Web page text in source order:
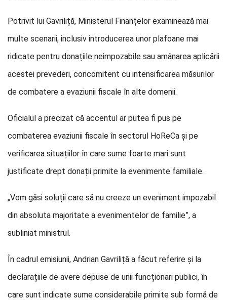
Potrivit lui Gavriliță, Ministerul Finanțelor examinează mai
multe scenarii, inclusiv introducerea unor plafoane mai
ridicate pentru donațiile neimpozabile sau amânarea aplicării
acestei prevederi, concomitent cu intensificarea măsurilor
de combatere a evaziunii fiscale în alte domenii.
Oficialul a precizat că accentul ar putea fi pus pe
combaterea evaziunii fiscale în sectorul HoReCa și pe
verificarea situațiilor în care sume foarte mari sunt
justificate drept donații primite la evenimente familiale.
„Vom găsi soluții care să nu creeze un eveniment impozabil
din absoluta majoritate a evenimentelor de familie”, a
subliniat ministrul.
În cadrul emisiunii, Andrian Gavriliță a făcut referire și la
declarațiile de avere depuse de unii funcționari publici, în
care sunt indicate sume considerabile primite sub formă de